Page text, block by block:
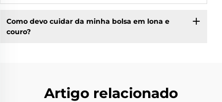
Como devo cuidar da minha bolsa em lona e
couro?
Artigo relacionado